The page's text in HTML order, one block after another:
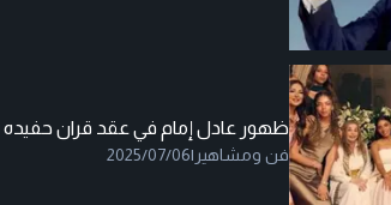
ظهور عادل إمام في عقد قران
فن ومشاهير |
2025/07/06